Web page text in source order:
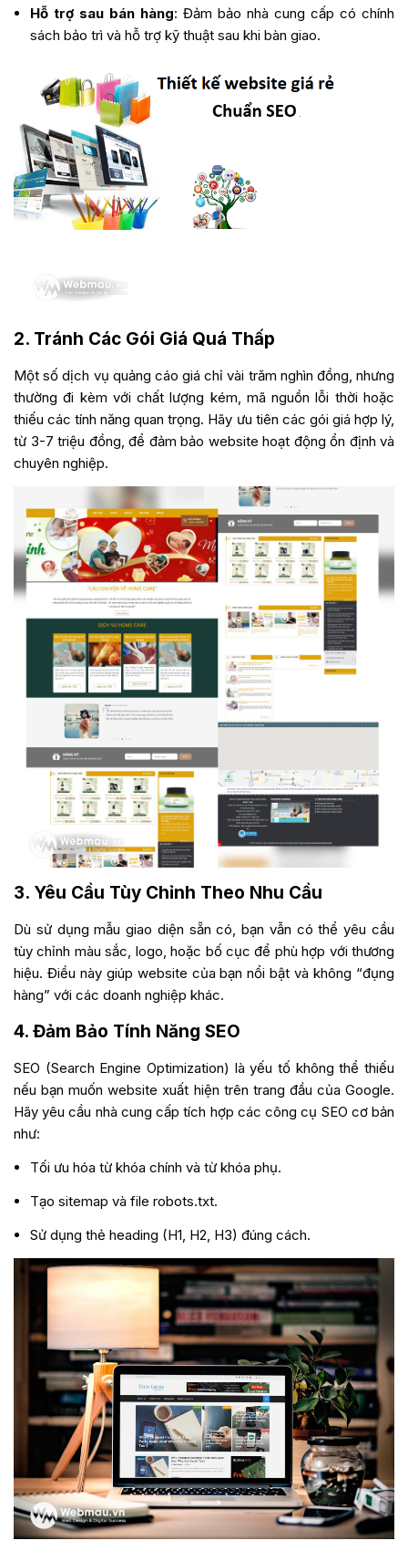
Hỗ trợ sau bán hàng: Đảm bảo nhà cung cấp có chính
sách bảo trì và hỗ trợ kỹ thuật sau khi bàn giao.
2. Tránh Các Gói Giá Quá Thấp
Một số dịch vụ quảng cáo giá chỉ vài trăm nghìn đồng, nhưng
thường đi kèm với chất lượng kém, mã nguồn lỗi thời hoặc
thiếu các tính năng quan trọng. Hãy ưu tiên các gói giá hợp lý,
từ 3-7 triệu đồng, để đảm bảo website hoạt động ổn định và
chuyên nghiệp.
3. Yêu Cầu Tùy Chỉnh Theo Nhu Cầu
Dù sử dụng mẫu giao diện sẵn có, bạn vẫn có thể yêu cầu
tùy chỉnh màu sắc, logo, hoặc bố cục để phù hợp với thương
hiệu. Điều này giúp website của bạn nổi bật và không “đụng
hàng” với các doanh nghiệp khác.
4. Đảm Bảo Tính Năng SEO
SEO (Search Engine Optimization) là yếu tố không thể thiếu
nếu bạn muốn website xuất hiện trên trang đầu của Google.
Hãy yêu cầu nhà cung cấp tích hợp các công cụ SEO cơ bản
như:
Tối ưu hóa từ khóa chính và từ khóa phụ.
Tạo sitemap và file robots.txt.
Sử dụng thẻ heading (H1, H2, H3) đúng cách.